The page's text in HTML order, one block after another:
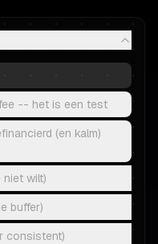
-- het is een test
(en kalm)
wilt)
buffer)
consistent)